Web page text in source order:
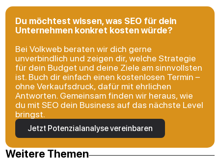
Du möchtest wissen, was SEO für dein
Unternehmen konkret kosten würde?
Bei Volkweb beraten wir dich gerne
unverbindlich und zeigen dir, welche Strategie
für dein Budget und deine Ziele am sinnvollsten
ist. Buch dir einfach einen kostenlosen Termin –
ohne Verkaufsdruck, dafür mit ehrlichen
Antworten. Gemeinsam finden wir heraus, wie
du mit SEO dein Business auf das nächste Level
bringst.
Jetzt Potenzialanalyse vereinbaren
Weitere Themen